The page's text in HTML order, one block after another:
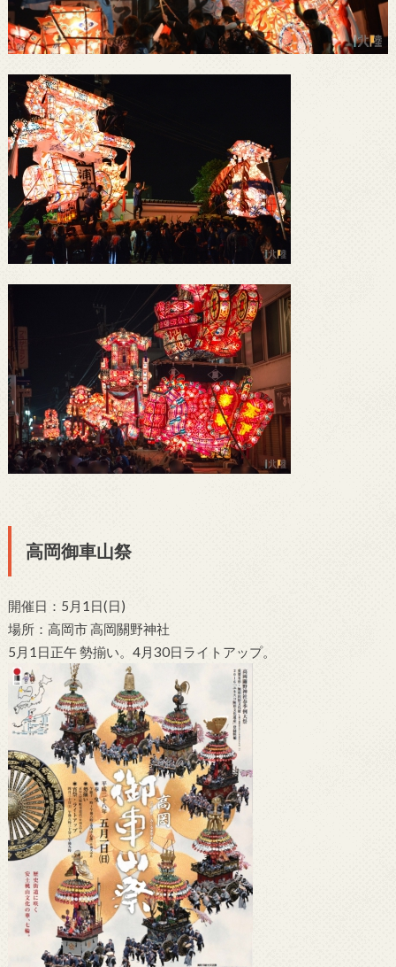
高岡御車山祭
開催日：5月1日(日)
場所：高岡市 高岡關野神社
5月1日正午 勢揃い。4月30日ライトアップ。